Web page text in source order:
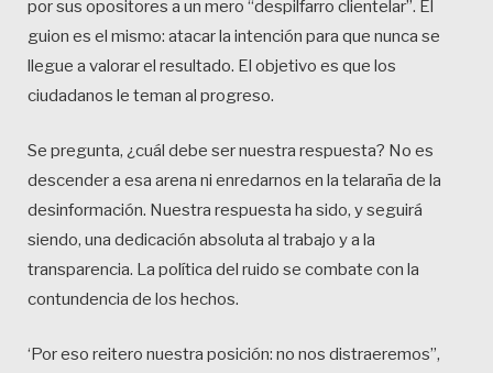
por sus opositores a un mero “despilfarro clientelar”. El
guion es el mismo: atacar la intención para que nunca se
llegue a valorar el resultado. El objetivo es que los
ciudadanos le teman al progreso.
Se pregunta, ¿cuál debe ser nuestra respuesta? No es
descender a esa arena ni enredarnos en la telaraña de la
desinformación. Nuestra respuesta ha sido, y seguirá
siendo, una dedicación absoluta al trabajo y a la
transparencia. La política del ruido se combate con la
contundencia de los hechos.
‘Por eso reitero nuestra posición: no nos distraeremos”,